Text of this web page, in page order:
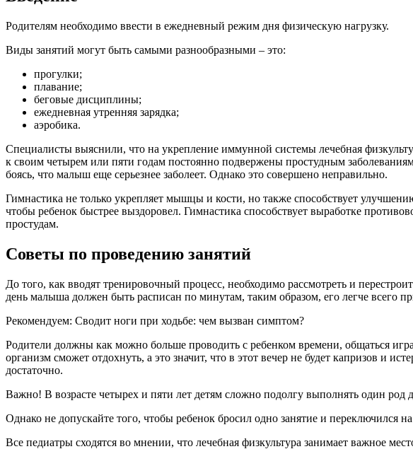
Родителям необходимо ввести в ежедневный режим дня физическую нагрузку.
Виды занятий могут быть самыми разнообразными – это:
прогулки;
плавание;
беговые дисциплины;
ежедневная утренняя зарядка;
аэробика.
Специалисты выяснили, что на укрепление иммунной системы лечебная
к своим четырем или пяти годам постоянно подвержены простудным
боясь, что малыш еще серьезнее заболеет. Однако это совершено неправильно.
Гимнастика не только укрепляет мышцы и кости, но также способствует
чтобы ребенок быстрее выздоровел. Гимнастика способствует выработке
простудам.
Советы по проведению занятий
До того, как вводят тренировочный процесс, необходимо рассмотреть и
день малыша должен быть расписан по минутам, таким образом, его легче всего
Рекомендуем: Сводит ноги при ходьбе: чем вызван симптом?
Родители должны как можно больше проводить с ребенком времени, общаться
организм сможет отдохнуть, а это значит, что в этот вечер не будет капризов и
достаточно.
Важно! В возрасте четырех и пяти лет детям сложно подолгу выполнять один
Однако не допускайте того, чтобы ребенок бросил одно занятие и переключился
Все педиатры сходятся во мнении, что лечебная физкультура занимает важное